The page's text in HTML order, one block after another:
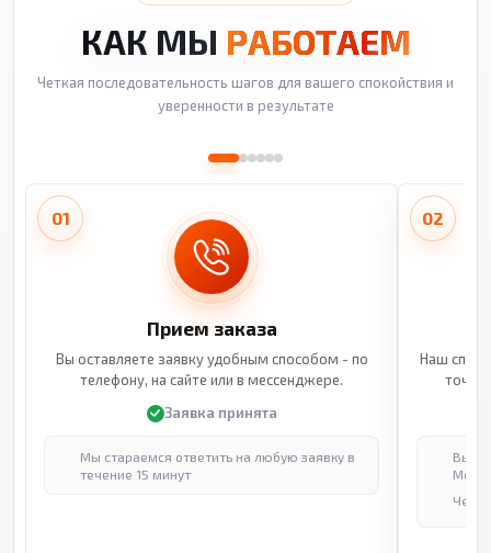
КАК МЫ РАБОТАЕМ
Четкая последовательность шагов для вашего спокойствия и
уверенности в результате
01
Прием заказа
Вы оставляете заявку удобным способом - по
телефону, на сайте или в мессенджере.
Заявка принята
Мы стараемся ответить на любую заявку в
течение 15 минут
02
Наш